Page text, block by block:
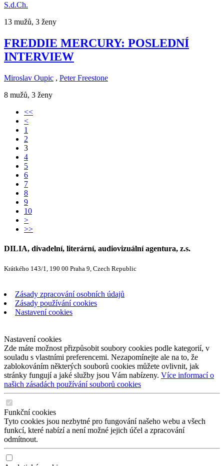
S.d.Ch.
13 mužů, 3 ženy
FREDDIE MERCURY: POSLEDNÍ
INTERVIEW
Miroslav Oupic , Peter Freestone
8 mužů, 3 ženy
<<
<
1
2
3
4
5
6
7
8
9
10
>
>>
DILIA, divadelní, literární, audiovizuální agentura, z.s.
Krátkého 143/1, 190 00 Praha 9, Czech Republic
Zásady zpracování osobních údajů
Zásady používání cookies
Nastavení cookies
Nastavení cookies
Zde máte možnost přizpůsobit soubory cookies podle kategorií, v
souladu s vlastními preferencemi. Nezapomínejte ale na to, že
zablokováním některých souborů cookies můžete ovlivnit, jak
stránky fungují a jaké služby jsou Vám nabízeny. Více informací o
našich zásadách používání souborů cookies
Funkční cookies
Tyto cookies jsou nezbytné pro fungování našeho webu a všech
funkcí, které nabízí a není možné jejich účel a zpracování
odmítnout.